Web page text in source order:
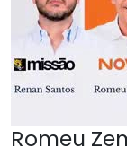
Romeu